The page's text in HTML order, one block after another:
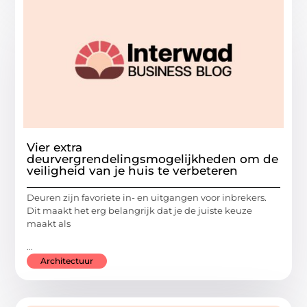
Vier extra
deurvergrendelingsmogelijkheden om de
veiligheid van je huis te verbeteren
Deuren zijn favoriete in- en uitgangen voor inbrekers.
Dit maakt het erg belangrijk dat je de juiste keuze
maakt als
...
Architectuur